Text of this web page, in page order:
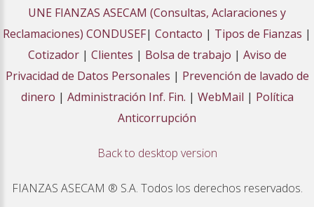
UNE FIANZAS ASECAM (Consultas, Aclaraciones y
Reclamaciones) CONDUSEF| Contacto | Tipos de Fianzas |
Cotizador| Clientes | Bolsa de trabajo | Aviso de
Privacidad de Datos Personales | Prevención de lavado de
dinero | Administración Inf. Fin. | WebMail | Política
Anticorrupción
Back to desktop version
FIANZAS ASECAM ® S.A. Todos los derechos reservados.